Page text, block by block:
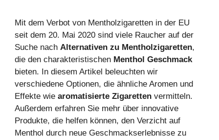
Mit dem Verbot von Mentholzigaretten in der EU
seit dem 20. Mai 2020 sind viele Raucher auf der
Suche nach Alternativen zu Mentholzigaretten,
die den charakteristischen Menthol Geschmack
bieten. In diesem Artikel beleuchten wir
verschiedene Optionen, die ähnliche Aromen und
Effekte wie aromatisierte Zigaretten vermitteln.
Außerdem erfahren Sie mehr über innovative
Produkte, die helfen können, den Verzicht auf
Menthol durch neue Geschmackserlebnisse zu